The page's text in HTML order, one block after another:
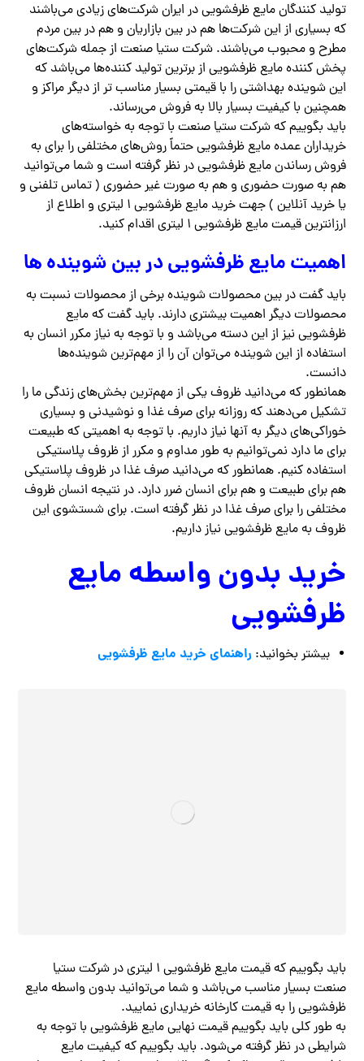
تولید کنندگان مایع ظرفشویی در ایران شرکت‌های زیادی می‌باشند
که بسیاری از این شرکت‌ها هم در بین بازاریان و هم در بین مردم
مطرح و محبوب می‌باشند. شرکت ستیا صنعت از جمله شرکت‌های
پخش کننده مایع ظرفشویی از برترین تولید کننده‌ها می‌باشد که
این شوینده بهداشتی را با قیمتی بسیار مناسب ‌تر از دیگر مراکز و
همچنین با کیفیت بسیار بالا به فروش می‌رساند.
باید بگوییم که شرکت ستیا صنعت با توجه به خواسته‌های
خریداران عمده مایع ظرفشویی حتماً روش‌های مختلفی را برای به
فروش رساندن مایع ظرفشویی در نظر گرفته است و شما می‌توانید
هم به صورت حضوری و هم به صورت غیر حضوری ( تماس تلفنی و
یا خرید آنلاین ) جهت خرید مایع ظرفشویی ۱ لیتری و اطلاع از
ارزانترین قیمت مایع ظرفشویی 1 لیتری اقدام کنید.
اهمیت مایع ظرفشویی در بین شوینده ها
باید گفت در بین محصولات شوینده برخی از محصولات نسبت به
محصولات دیگر اهمیت بیشتری دارند. باید گفت که مایع
ظرفشویی نیز از این دسته می‌باشد و با توجه به نیاز مکرر انسان به
استفاده از این شوینده می‌توان آن را از مهم‌ترین شوینده‌ها
دانست.
همانطور که می‌دانید ظروف یکی از مهم‌ترین بخش‌های زندگی ما را
تشکیل می‌دهند که روزانه برای صرف غذا و نوشیدنی و بسیاری
خوراکی‌های دیگر به آنها نیاز داریم. با توجه به اهمیتی که طبیعت
برای ما دارد نمی‌توانیم به طور مداوم و مکرر از ظروف پلاستیکی
استفاده کنیم. همانطور که می‌دانید صرف غذا در ظروف پلاستیکی
هم برای طبیعت و هم برای انسان ضرر دارد‌. در نتیجه انسان ظروف
مختلفی را برای صرف غذا در نظر گرفته است. برای شستشوی این
ظروف به مایع ظرفشویی نیاز داریم.
خرید بدون واسطه مایع
ظرفشویی
بیشتر بخوانید: راهنمای خرید مایع ظرفشویی
باید بگوییم که قیمت مایع ظرفشویی ۱ لیتری در شرکت ستیا
صنعت بسیار مناسب می‌باشد و شما می‌توانید بدون واسطه مایع
ظرفشویی را به قیمت کارخانه خریداری نمایید.
به طور کلی باید بگوییم قیمت نهایی مایع ظرفشویی با توجه به
شرایطی در نظر گرفته می‌شود. باید بگوییم که کیفیت مایع